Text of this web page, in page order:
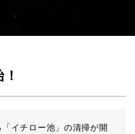
イチロー池」の清掃が開